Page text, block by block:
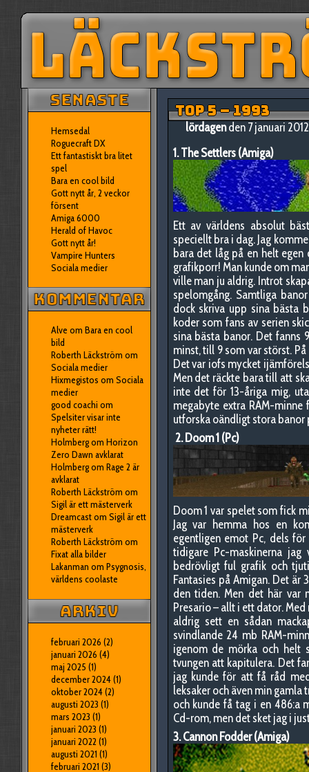
Hemsedal
Roguecraft DX
Ett fantastiskt bra litet
spel
Bara en cool bild
Gott nytt år, 2 veckor
försent
Amiga 6000
Herald of Havoc
Gott nytt år!
Vampire Hunters
Sociala medier
Alve om Bara en cool
bild
Roberth Läckström om
Sociala medier
Hixmegistos om Sociala
medier
good coachi om
Spelsiter visar inte
nyheter rätt!
Holmbergom Horizon
Zero Dawn avklarat
Holmbergom Rage 2 är
avklarat
Roberth Läckström om
Sigil är ett mästerverk
Dreamcastom Sigil är ett
mästerverk
Roberth Läckström om
Fixat alla bilder
Lakanman om Psygnosis,
världens coolaste
februari 2026 (2)
januari 2026 (4)
maj 2025 (1)
december 2024(1)
oktober 2024(2)
augusti 2023 (1)
mars 2023 (1)
januari 2023 (1)
januari 2022 (1)
augusti 2021 (1)
februari 2021 (3)
TOP 5 – 1993
lördagenden 7 januari
1. The Settlers (Amiga)
Ett av världens absolut
speciellt bra i dag. Jag
bara det låg på en helt
grafikporr! Man kunde om
ville man ju aldrig. Introt
spelomgång. Samtliga
dock skriva upp sina bästa
koder som fans av serien
sina bästa banor. Det fanns
minst, till 9 som var störst. På
Det var iofs mycket
Men det räckte bara till att
inte det för 13-åriga mig,
megabyte extra RAM-
utforska oändligt stora banor
2. Doom 1 (Pc)
Doom 1 var spelet som fick
Jag var hemma hos en
egentligen emot Pc, dels
tidigare Pc-maskinerna
bedrövligt ful grafik och
Fantasies på Amigan. Det är
den tiden. Men det här var
Presario – allt i ett dator.
aldrig sett en sådan
svindlande 24 mb RAM-
igenom de mörka och helt
tvungen att kapitulera. Det
jag kunde för att få råd
leksaker och även min
och kunde få tag i en 486:a
Cd-rom, men det sket jag i
3. Cannon Fodder (Amiga)